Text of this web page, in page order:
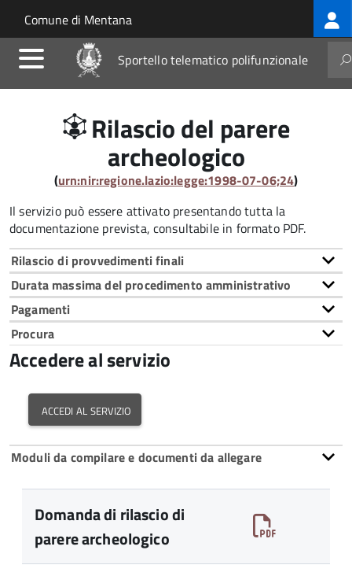
Salta al contenuto principale
Skip to site navigation
Comune di Mentana
Sportello telematico polifunzionale
Rilascio del parere
archeologico
(urn:nir:regione.lazio:legge:1998-07-06;24)
Il servizio può essere attivato presentando tutta la
documentazione prevista, consultabile in formato PDF.
Rilascio di provvedimenti finali
Durata massima del procedimento amministrativo
Pagamenti
Procura
Accedere al servizio
accedi al servizio
Moduli da compilare e documenti da allegare
Domanda di rilascio di
parere archeologico